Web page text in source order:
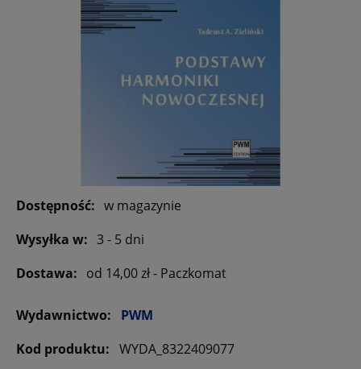
Dostępność: w magazynie
Wysyłka w: 3 - 5 dni
Dostawa: od 14,00 zł- Paczkomat
Wydawnictwo:
PWM
Kod produktu: WYDA_8322409077